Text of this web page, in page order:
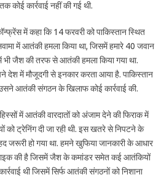
कार्रवाई नहीं की गई थी.
में कहा कि 14 फरवरी को पाकिस्तान स्थित
में आतंकी हमला किया था, जिसमें हमारे 40 जवान
जैश की तरफ से आतंकी हमला किया गया था.
देश में मौजूदगी से इनकार करता आया है. पाकिस्तान
आतंकी संगठन के खिलाफ कोई कार्रवाई की.
में आतंकी वारदातों को अंजाम देने की फिराक में
को ट्रेनिंग दी जा रही थी. इस खतरे से निपटने के
जरूरी हो गया था. हमने खुफिया जानकारी के आधार
की है जिसमें जैश के कमांडर समेत कई आतंकियों
थी जिसमें सिर्फ आतंकी संगठनों को निशाना